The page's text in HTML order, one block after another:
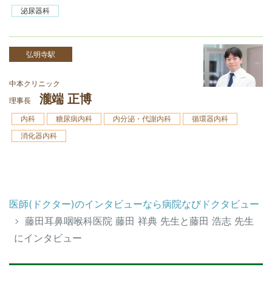
泌尿器科
弘明寺駅
中本クリニック
理事長
瀧端 正博
内科 糖尿病内科 内分泌・代謝内科
循環器内科
消化器内科
医師(ドクター)のインタビューなら病院なびドクタビュー
藤田耳鼻咽喉科医院 藤田 祥典 先生と藤田 浩志 先生
にインタビュー